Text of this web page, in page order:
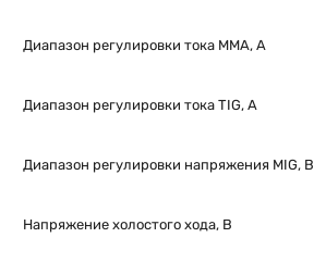
Диапазон регулировки тока ММА, А
Диапазон регулировки тока TIG, А
Диапазон регулировки напряжения MIG, В
Напряжение холостого хода, В